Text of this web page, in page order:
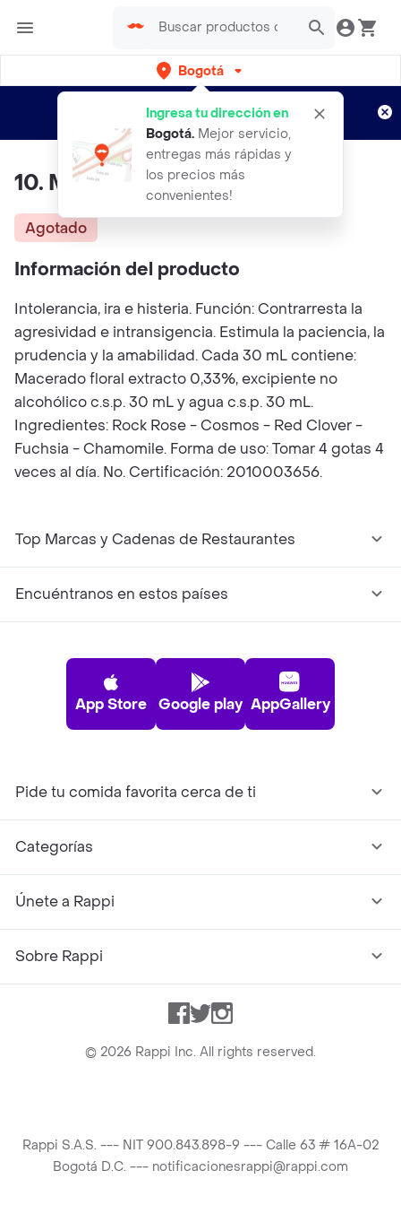
Bogotá
Ingresa tu dirección en
Bogotá. Mejor servicio,
entregas más rápidas y
los precios más
convenientes!
envíos gratis por semanas
Aplican TyC
10. Mal genio
Agotado
Información del producto
Intolerancia, ira e histeria. Función: Contrarresta la
agresividad e intransigencia. Estimula la paciencia, la
prudencia y la amabilidad. Cada 30 mL contiene:
Macerado floral extracto 0,33%, excipiente no
alcohólico c.s.p. 30 mL y agua c.s.p. 30 mL.
Ingredientes: Rock Rose - Cosmos - Red Clover -
Fuchsia - Chamomile. Forma de uso: Tomar 4 gotas 4
veces al día. No. Certificación: 2010003656.
Top Marcas y Cadenas de Restaurantes
Encuéntranos en estos países
App Store Google play AppGallery
Pide tu comida favorita cerca de ti
Categorías
Únete a Rappi
Sobre Rappi
Facebook
TwitterInstagram
© 2026 Rappi Inc. All rights reserved.
Rappi S.A.S. --- NIT 900.843.898-9 --- Calle 63 # 16A-02
Bogotá D.C. --- notificacionesrappi@rappi.com